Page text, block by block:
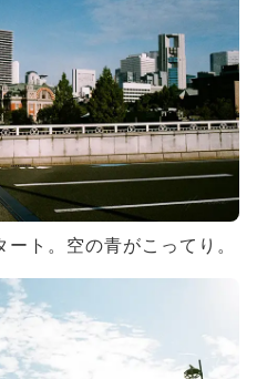
ト。空の青がこってり。